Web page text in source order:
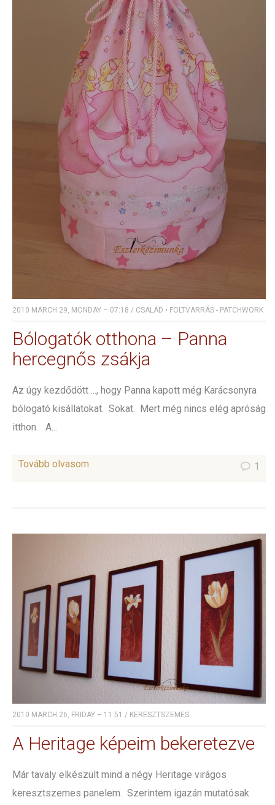
2010 MARCH 29, MONDAY – 07:18 / CSALÁD • FOLTVARRÁS - PATCHWORK
Bólogatók otthona – Panna
hercegnős zsákja
Az úgy kezdődött ..., hogy Panna kapott még Karácsonyra
bólogató kisállatokat. Sokat. Mert még nincs elég apróság
itthon. A...
Tovább olvasom 1
2010 MARCH 26, FRIDAY – 11:51 / KERESZTSZEMES
A Heritage képeim bekeretezve
Már tavaly elkészült mind a négy Heritage virágos
keresztszemes panelem. Szerintem igazán mutatósak